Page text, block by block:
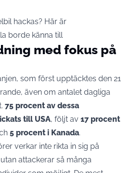
hackas? Här är
borde känna till
med fokus på
som först upptäcktes den 21
även om antalet dagliga
75 procent av dessa
till USA, följt av 17 procent
5 procent i Kanada.
verkar inte rikta in sig på
attackerar så många